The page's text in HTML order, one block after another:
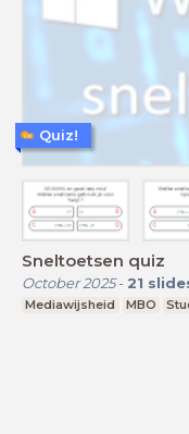
Sneltoetsen quiz
October 2025- 21
Mediawijsheid MBO
Quiz!